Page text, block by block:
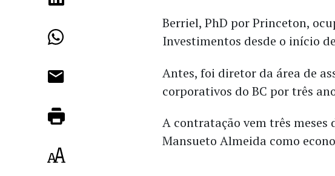
Berriel, PhD por Princeton,
Investimentos desde o início
Antes, foi diretor da área de
corporativos do BC por três
A contratação vem três meses
Mansueto Almeida como